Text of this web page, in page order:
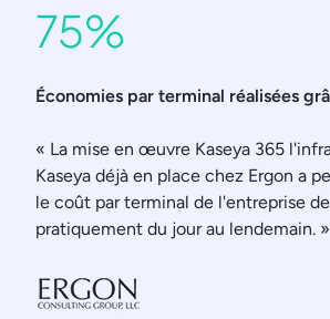
75%
Économies par terminal réalisées
« La mise en œuvre Kaseya 365
Kaseya déjà en place chez Ergon a
le coût par terminal de l'entreprise
pratiquement du jour au lendemain. »